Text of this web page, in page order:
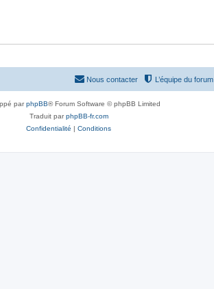
L’équipe du forum
Nous contacter
parphpBB® Forum Software © phpBB Limited
Traduit parphpBB-fr.com
Confidentialité | Conditions